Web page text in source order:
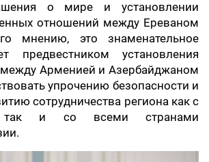
о мире и установлении
отношений между Ереваном
мнению, это знаменательное
предвестником установления
Арменией и Азербайджаном
упрочению безопасности и
сотрудничества региона как с
так и со всеми странами